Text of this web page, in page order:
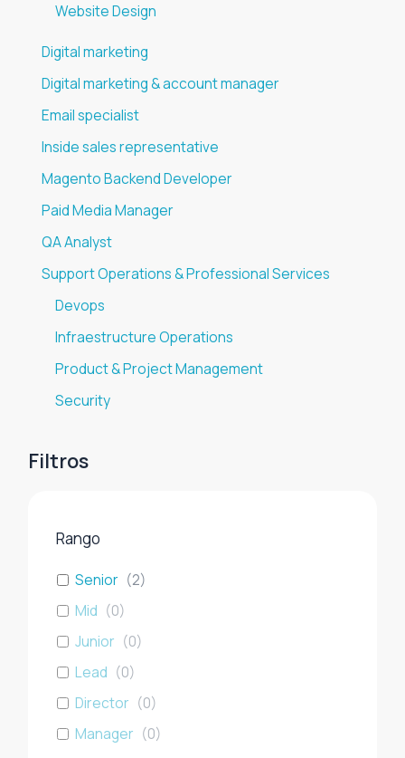
Website Design
Digital marketing
Digital marketing & account manager
Email specialist
Inside sales representative
Magento Backend Developer
Paid Media Manager
QA Analyst
Support Operations & Professional Services
Devops
Infraestructure Operations
Product & Project Management
Security
Filtros
Rango
Senior (2)
Mid (0)
Junior (0)
Lead (0)
Director (0)
Manager (0)